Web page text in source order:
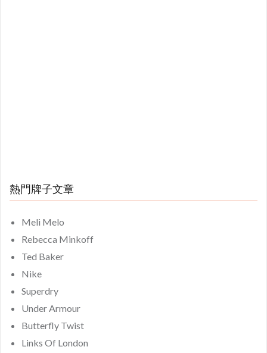
熱門牌子文章
Meli Melo
Rebecca Minkoff
Ted Baker
Nike
Superdry
Under Armour
Butterfly Twist
Links Of London